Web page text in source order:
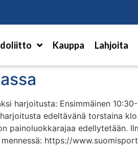
Kauppa Lahjoita
harjoitusta: Ensimmäinen
edeltävänä torstaina
painoluokkarajaa edellytetään.
https://